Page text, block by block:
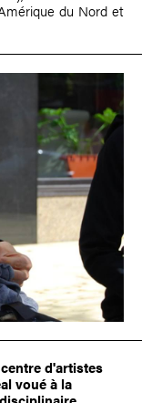
du Nord et
d'artistes
voué à la